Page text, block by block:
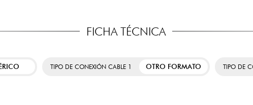
FICHA TÉCNICA
TIPO DE CONEXIÓN CABLE 1 OTRO FORMATO TIPO DE